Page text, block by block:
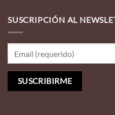
SUSCRIPCIÓN AL